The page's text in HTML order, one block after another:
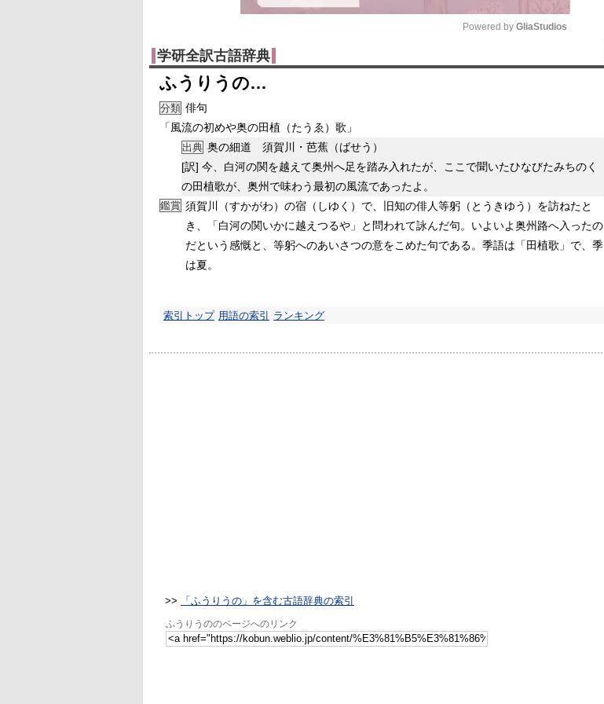
Mute
Powered by GliaStudios
学研全訳古語辞典
ふうりうの…
分類 俳句
「風流の初めや奥の田植（たうゑ）歌」
出典 奥の細道 須賀川・芭蕉（ばせう）
[訳] 今、白河の関を越えて奥州へ足を踏み入れたが、ここで聞いたひなびたみちのく
の田植歌が、奥州で味わう最初の風流であったよ。
鑑賞 須賀川（すかがわ）の宿（しゆく）で、旧知の俳人等躬（とうきゆう）を訪ねたと
き、「白河の関いかに越えつるや」と問われて詠んだ句。いよいよ奥州路へ入ったの
だという感慨と、等躬へのあいさつの意をこめた句である。季語は「田植歌」で、季
は夏。
索引トップ 用語の索引 ランキング
>> 「ふうりうの」を含む古語辞典の索引
ふうりうののページへのリンク